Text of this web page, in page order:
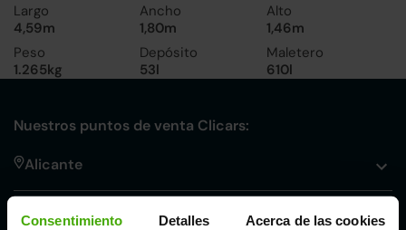
Consentimiento Detalles Acerca de las cookies
Largo
4,59m
Ancho
1,80m
Alto
1,46m
Peso
1.265kg
Depósito
53l
Maletero
610l
Nuestros puntos de venta Clicars:
Alicante
Córdoba